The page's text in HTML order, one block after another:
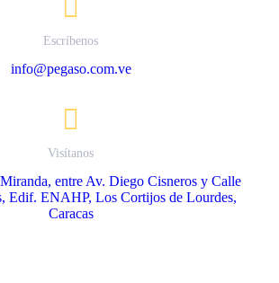
Escríbenos
info@pegaso.com.ve
Visítanos
entre Av. Diego Cisneros y Calle
Edif. ENAHP, Los Cortijos de Lourdes,
Caracas